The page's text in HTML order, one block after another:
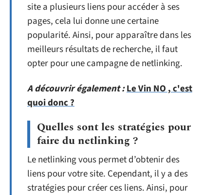
site a plusieurs liens pour accéder à ses
pages, cela lui donne une certaine
popularité. Ainsi, pour apparaître dans les
meilleurs résultats de recherche, il faut
opter pour une campagne de netlinking.
A découvrir également :Le Vin NO , c'est
quoi donc ?
Quelles sont les stratégies pour
faire du netlinking ?
Le netlinking vous permet d’obtenir des
liens pour votre site. Cependant, il y a des
stratégies pour créer ces liens. Ainsi, pour